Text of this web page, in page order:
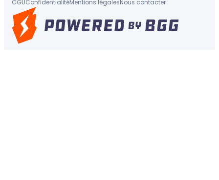
CGUConfidentialitéMentions légalesNous contacter